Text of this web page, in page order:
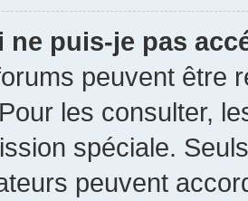
ne puis-je pas
peuvent être
les consulter,
spéciale.
peuvent